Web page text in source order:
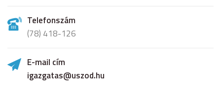
Telefonszám
(78) 418-126
E-mail cím
igazgatas@uszod.hu